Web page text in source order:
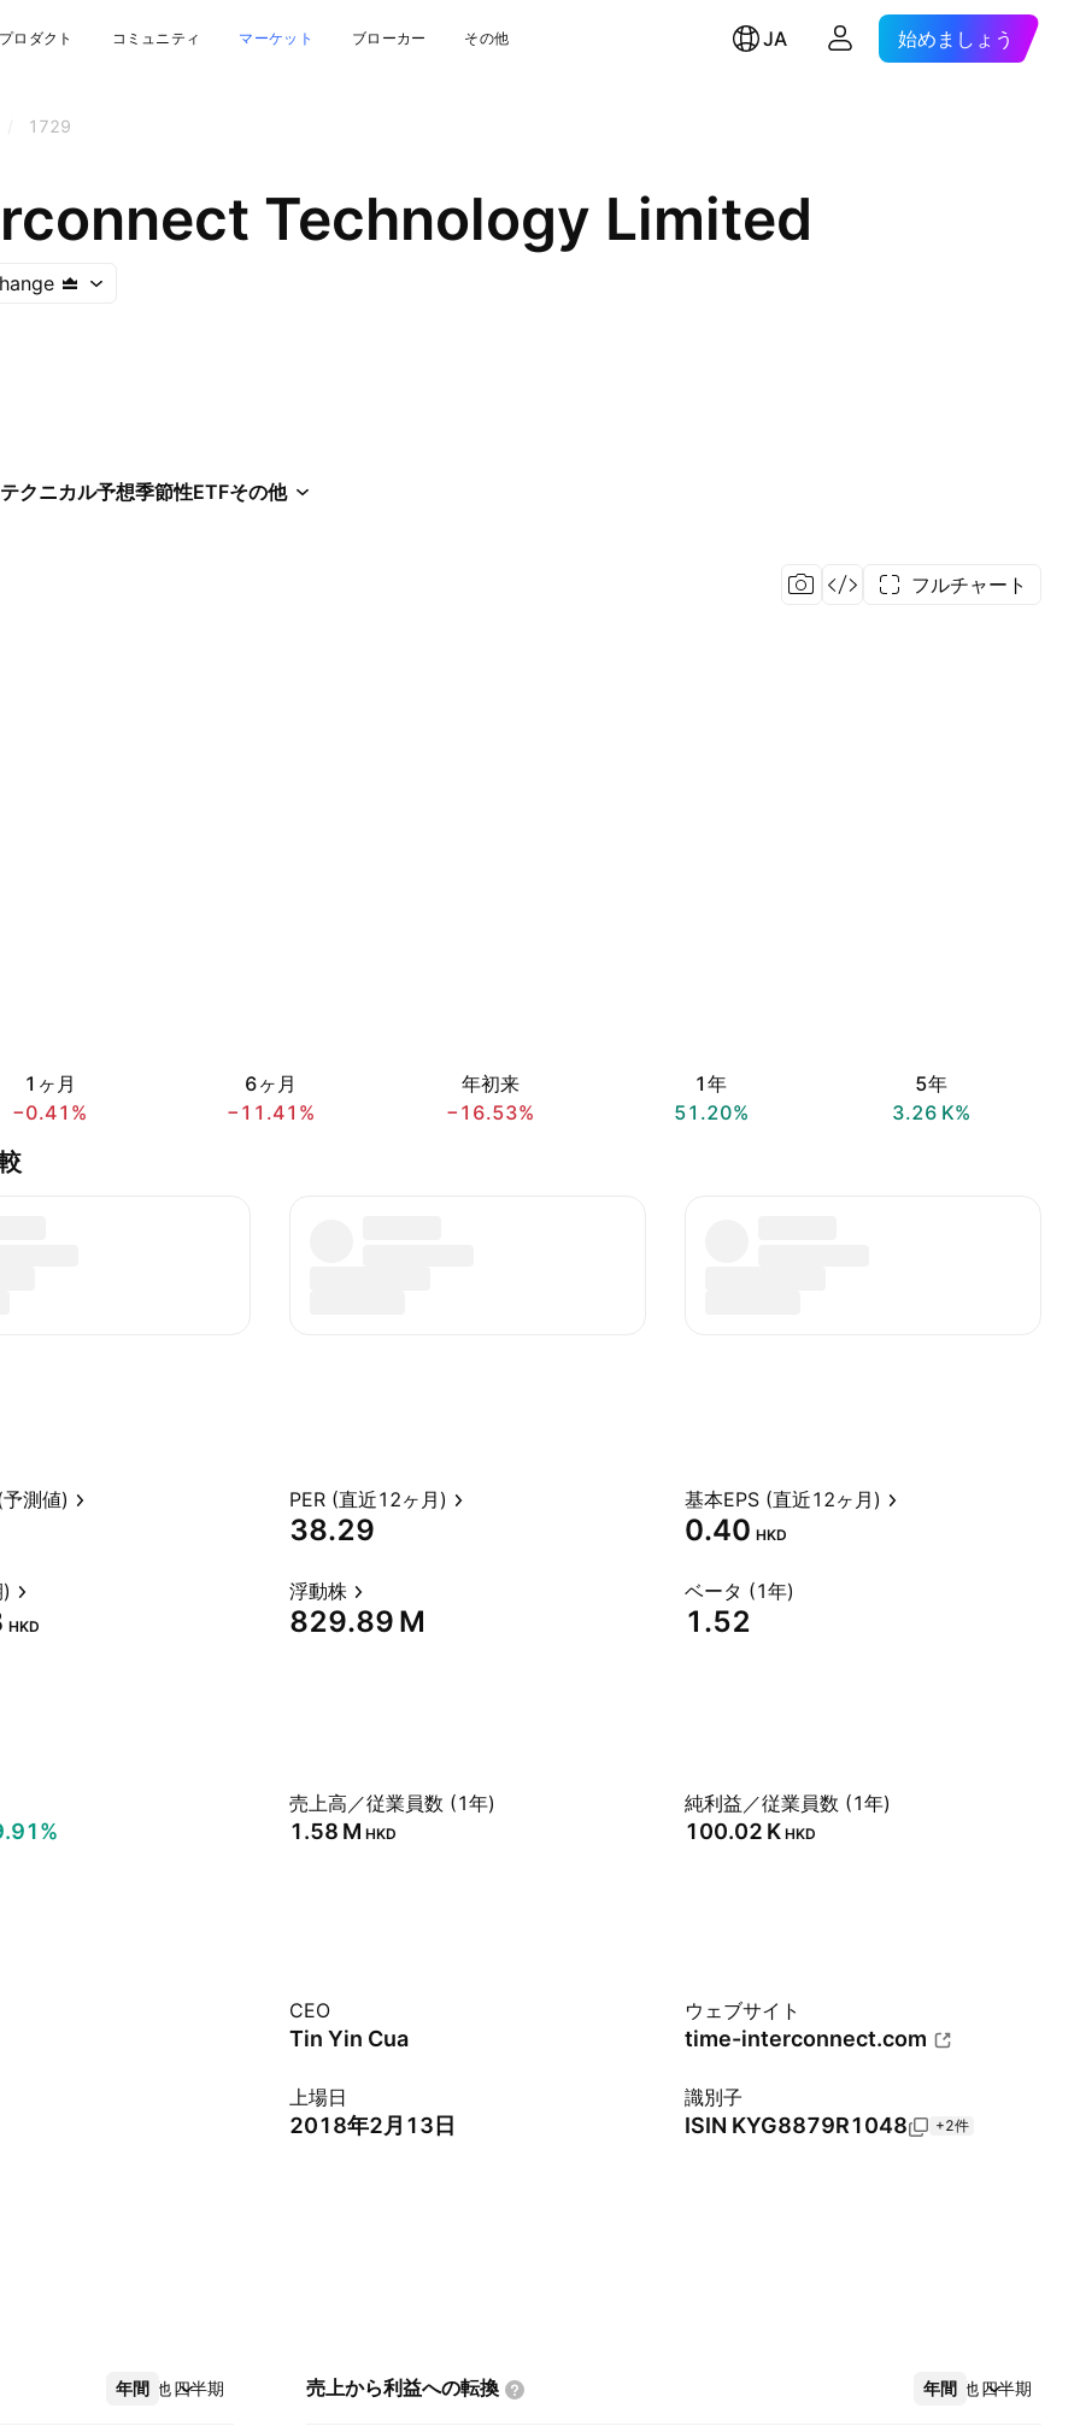
プロダクト コミュニティ マーケット ブローカー その他 JA 始めましょう
1729
Technology Limited
テクニカル予想季節性ETFその他
フルチャート
1ヶ月
−0.41%
6ヶ月
−11.41%
年初来
−16.53%
1年
51.20%
5年
‪3.26 K‬%
測値) PER (直近12ヶ月)
38.29
基本EPS (直近12ヶ月)
0.40 HKD
HKD
浮動株
‪829.89 M‬
ベータ (1年)
1.52
売上高／従業員数 (1年)
‪1.58 M‬ HKD
純利益／従業員数 (1年)
‪100.02 K‬ HKD
CEO
Tin Yin Cua
ウェブサイト
time-interconnect.com
上場日
2018年2月13日
識別子
ISIN KYG8879R1048 +2件
年間 四半期
その他 売上から利益への転換 年間 四半期
その他